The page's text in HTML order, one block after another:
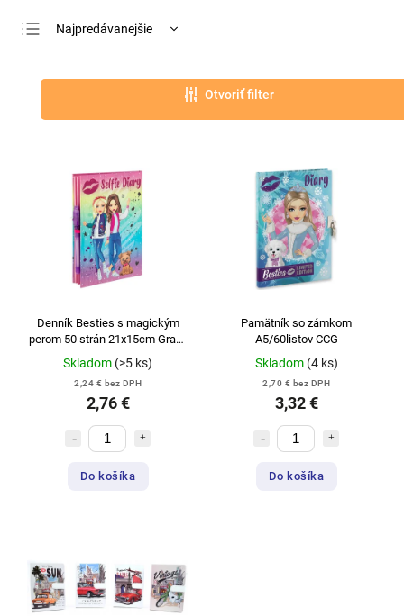
Najpredávanejšie
Otvoriť filter
Denník Besties s magickým
perom 50 strán 21x15cm Grafix
CCG
Skladom (>5 ks)
2,24 € bez DPH
2,76 €
Do košíka
Pamätník so zámkom
A5/60listov CCG
Skladom (4 ks)
2,70 € bez DPH
3,32 €
Do košíka